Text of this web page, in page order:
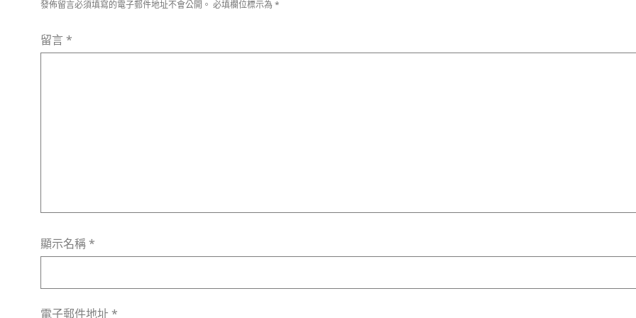
發佈留言必須填寫的電子郵件地址不會公開。 必填欄位標示為 *
留言*
顯示名稱*
電子郵件地址 *